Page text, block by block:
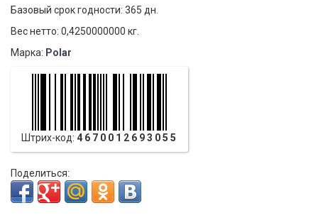
Базовый срок годности: 365 дн.
Вес нетто: 0,4250000000 кг.
Марка: Polar
Штрих-код: 4670012693055
Поделиться: